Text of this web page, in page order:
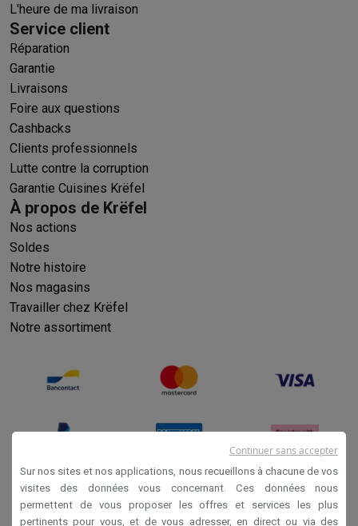
L'heure de ma livraison
Service client
Réparation
Garantie
Livraisons
Foire aux questions
Cashbacks
Clients professionnels
Lutte contre la corruption
Garantie Cuisines Krëfel
À propos de Krëfel
Nos actions
Soldes
Notre histoire
Nos magasins
Travailler chez Krëfel
Notre assortiment
Conditions générales de vente
Sur nos sites et nos applications, nous recueillons à chacune de vos
visites des données vous concernant. Ces données nous
permettent de vous proposer les offres et services les plus
pertinents pour vous, et de vous adresser, en direct ou via des
Continuer sans accepter